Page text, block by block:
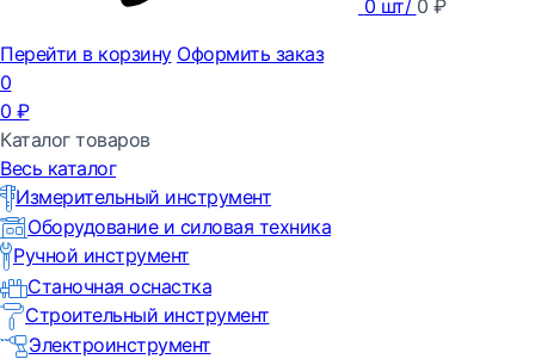
0 шт/ 0 ₽
Перейти в корзину Оформить заказ
0
0 ₽
Каталог товаров
Весь каталог
Измерительный инструмент
Оборудование и силовая техника
Ручной инструмент
Станочная оснастка
Строительный инструмент
Электроинструмент